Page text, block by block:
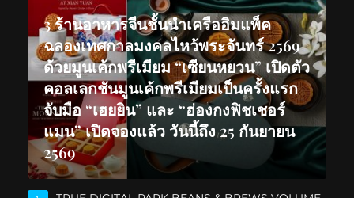
3 ร้านอาหารจีนชั้นนำเครืออิมแพ็ค
ฉลองเทศกาลมงคลไหว้พระจันทร์ 2569
ด้วยมูนเค้กพรีเมียม “เซียนหยวน” เปิดตัว
คอลเลกชันมูนเค้กพรีเมียมเป็นครั้งแรก
จับมือ “เฮยยิน” และ “ฮ่องกงฟิชเชอร์
แมน” เปิดจองแล้ว วันนี้ถึง 25 กันยายน
2569